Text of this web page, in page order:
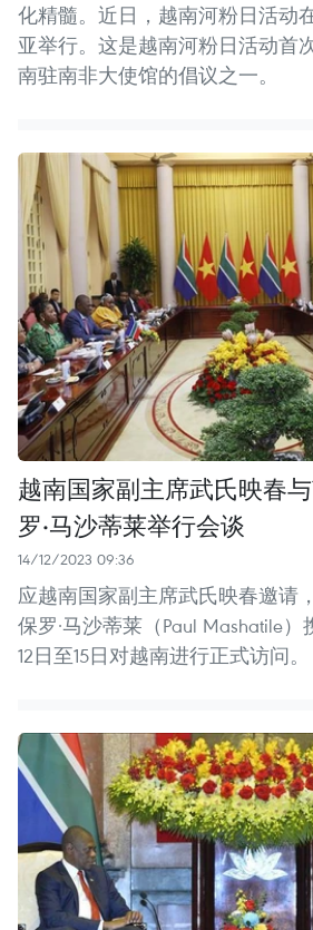
化精髓。近日，越南河粉日活动
亚举行。这是越南河粉日活动首
南驻南非大使馆的倡议之一。
越南国家副主席武氏映春
罗·马沙蒂莱举行会谈
14/12/2023 09:36
应越南国家副主席武氏映春邀请
保罗·马沙蒂莱（Paul Mashatile）
12日至15日对越南进行正式访问。